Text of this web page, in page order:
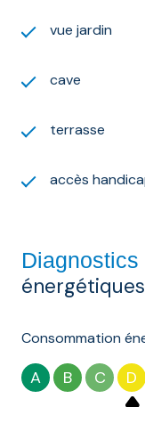
vue jardin
cave
terrasse
accès
Diagnostics
énergétiques
Consommation
A B C D